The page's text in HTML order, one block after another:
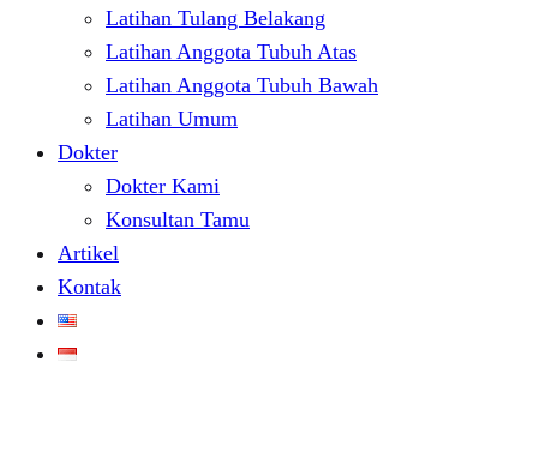
Latihan Tulang Belakang
Latihan Anggota Tubuh Atas
Latihan Anggota Tubuh Bawah
Latihan Umum
Dokter
Dokter Kami
Konsultan Tamu
Artikel
Kontak